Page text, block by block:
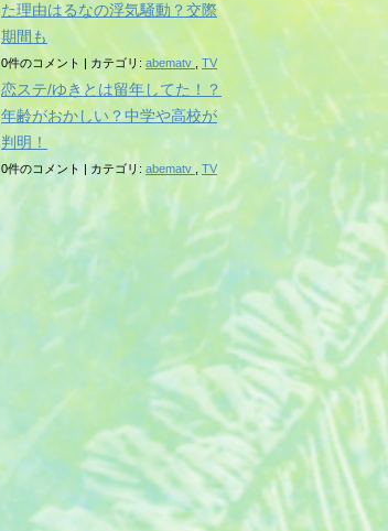
た理由はるなの浮気騒動？交際
期間も
0件のコメント | カテゴリ: abematv TV
恋ステ/ゆきとは留年してた！？
年齢がおかしい？中学や高校が
判明！
0件のコメント | カテゴリ: abematv TV